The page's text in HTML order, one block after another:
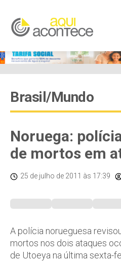
Brasil/Mundo
Noruega:
de mortos em
25 de julho de 2011 às 17:39
A polícia norueguesa
mortos nos dois ataques
de Utoeya na última sexta-